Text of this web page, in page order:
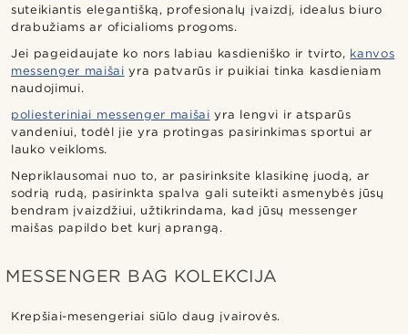
suteikiantis elegantišką, profesionalų įvaizdį, idealus biuro
drabužiams ar oficialioms progoms.
Jei pageidaujate ko nors labiau kasdieniško ir tvirto, kanvos
messenger maišai yra patvarūs ir puikiai tinka kasdieniam
naudojimui.
poliesteriniai messenger maišai yra lengvi ir atsparūs
vandeniui, todėl jie yra protingas pasirinkimas sportui ar
lauko veikloms.
Nepriklausomai nuo to, ar pasirinksite klasikinę juodą, ar
sodrią rudą, pasirinkta spalva gali suteikti asmenybės jūsų
bendram įvaizdžiui, užtikrindama, kad jūsų messenger
maišas papildo bet kurį aprangą.
MESSENGER BAG KOLEKCIJA
Krepšiai-mesengeriai siūlo daug įvairovės.